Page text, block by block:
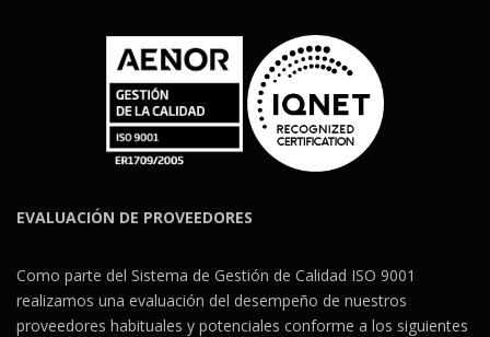
EVALUACIÓN DE PROVEEDORES
Como parte del Sistema de Gestión de Calidad ISO 9001
realizamos una evaluación del desempeño de nuestros
proveedores habituales y potenciales conforme a los siguientes